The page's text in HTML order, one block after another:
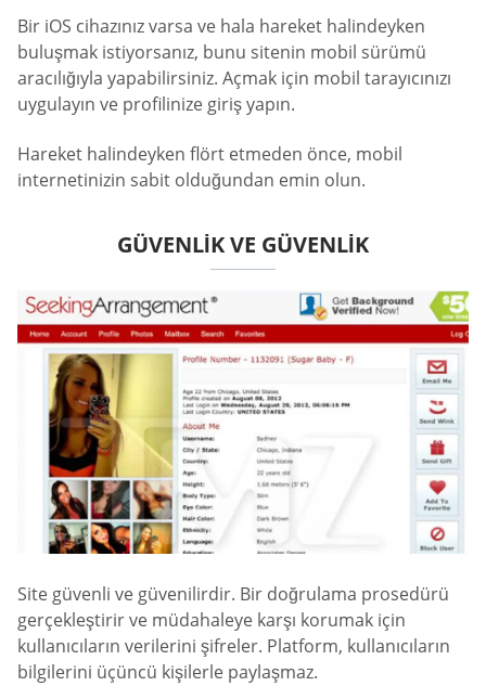
Bir iOS cihazınız varsa ve hala hareket halindeyken
buluşmak istiyorsanız, bunu sitenin mobil sürümü
aracılığıyla yapabilirsiniz. Açmak için mobil tarayıcınızı
uygulayın ve profilinize giriş yapın.
Hareket halindeyken flört etmeden önce, mobil
internetinizin sabit olduğundan emin olun.
GÜVENLIK VE GÜVENLIK
Site güvenli ve güvenilirdir. Bir doğrulama prosedürü
gerçekleştirir ve müdahaleye karşı korumak için
kullanıcıların verilerini şifreler. Platform, kullanıcıların
bilgilerini üçüncü kişilerle paylaşmaz.